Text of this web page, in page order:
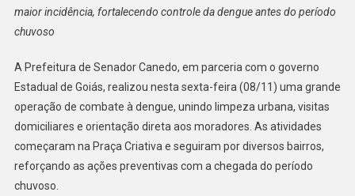
Realiza
De
Combate
À
Dengue
Com
maior incidência, fortalecendo controle da dengue antes do período
chuvoso
A Prefeitura de Senador Canedo, em parceria com o governo
Estadual de Goiás, realizou nesta sexta-feira (08/11) uma grande
operação de combate à dengue, unindo limpeza urbana, visitas
domiciliares e orientação direta aos moradores. As atividades
começaram na Praça Criativa e seguiram por diversos bairros,
reforçando as ações preventivas com a chegada do período
chuvoso.